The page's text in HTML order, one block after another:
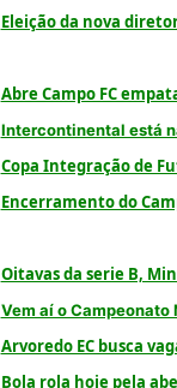
Eleição da nova
Abre Campo FC
Intercontinental está
Copa Integração de
Encerramento do
Oitavas da serie B,
Vem aí o
Arvoredo EC busca
Bola rola hoje pela